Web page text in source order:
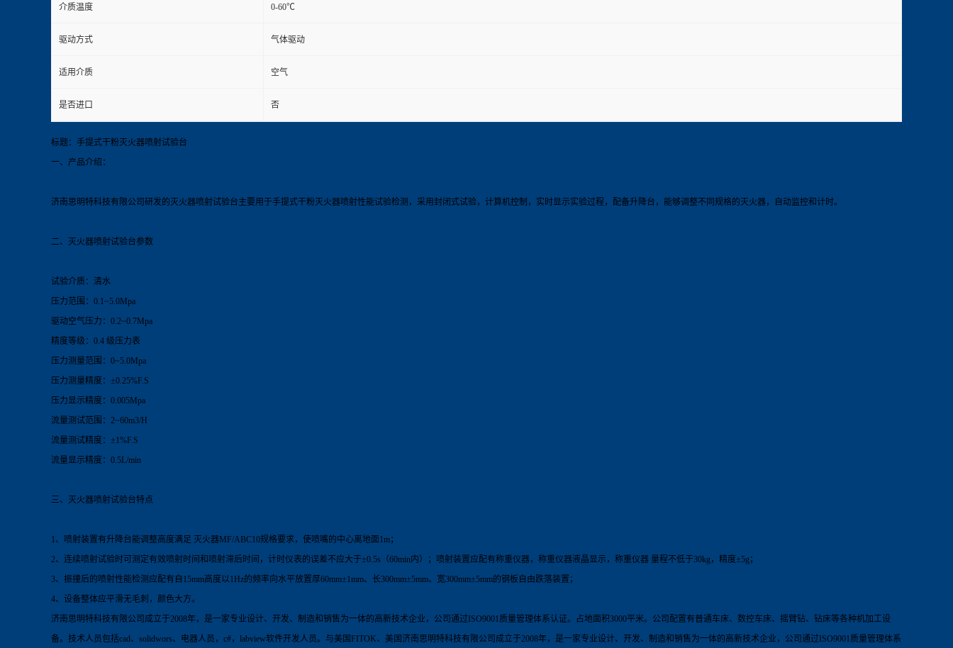
介质温度 0-60℃
驱动方式 气体驱动
适用介质 空气
是否进口 否
标题：手提式干粉灭火器喷射试验台
一、产品介绍：
济南思明特科技有限公司研发的灭火器喷射试验台主要用于手提式干粉灭火器喷射性能试验检测，采用封闭式试验，计算机控制，实时显示实验过程，配备升降台，能够调整不同规格的灭火器，自动监控和计时。
二、灭火器喷射试验台参数
试验介质：清水
压力范围：0.1~5.0Mpa
驱动空气压力：0.2~0.7Mpa
精度等级：0.4 级压力表
压力测量范围：0~5.0Mpa
压力测量精度：±0.25%F.S
压力显示精度：0.005Mpa
流量测试范围：2~60m3/H
流量测试精度：±1%F.S
流量显示精度：0.5L/min
三、灭火器喷射试验台特点
1、喷射装置有升降台能调整高度满足 灭火器MF/ABC10规格要求，使喷嘴的中心离地面1m；
2、连续喷射试验时可测定有效喷射时间和喷射滞后时间，计时仪表的误差不应大于±0.5s（60min内）；喷射装置应配有称重仪器，称重仪器液晶显示，称重仪器 量程不低于30kg，精度±5g；
3、振撞后的喷射性能检测应配有自15mm高度以1Hz的频率向水平放置厚60mm±1mm、长300mm±5mm、宽300mm±5mm的钢板自由跌落装置；
4、设备整体应平滑无毛刺，颜色大方。
济南思明特科技有限公司成立于2008年，是一家专业设计、开发、制造和销售为一体的高新技术企业， 公司通过ISO9001质量管理体系认证。占地面积3000平米。 公司配置有普通车床、数控车床、摇臂钻、钻床等各种机加工设
备。技术人员包括cad、 solidwors、电器人员， c#， labview软件开发人员。 与美国FITOK、美国济南思明特科技有限公司成立于2008年，是一家专业设计、开发、制造和销售为一体的高新技术企业， 公司通过ISO9001质量管理体系